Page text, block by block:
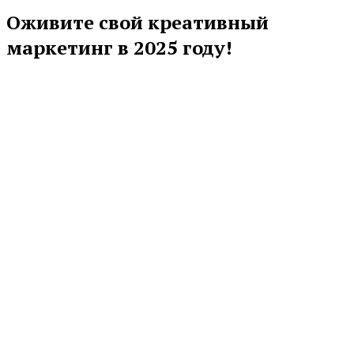
Оживите свой креативный
маркетинг в 2025 году!